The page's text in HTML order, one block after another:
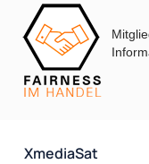
XmediaSat